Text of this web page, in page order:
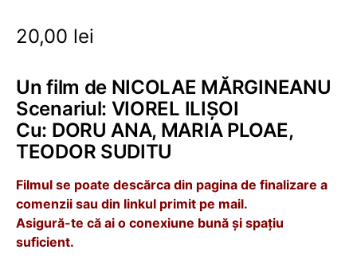
20,00 lei
Un film de NICOLAE MĂRGINEANU
Scenariul: VIOREL ILIȘOI
Cu: DORU ANA, MARIA PLOAE,
TEODOR SUDITU
Filmul se poate descărca din pagina de finalizare a
comenzii sau din linkul primit pe mail.
Asigură-te că ai o conexiune bună și spațiu
suficient.